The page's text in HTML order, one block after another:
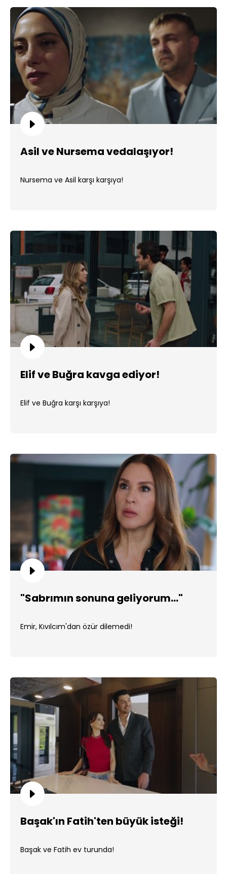
Asil ve Nursema vedalaşıyor!
Nursema ve Asil karşı karşıya!
Elif ve Buğra kavga ediyor!
Elif ve Buğra karşı karşıya!
"Sabrımın sonuna geliyorum..."
Emir, Kıvılcım'dan özür dilemedi!
Başak'ın Fatih'ten büyük isteği!
Başak ve Fatih ev turunda!